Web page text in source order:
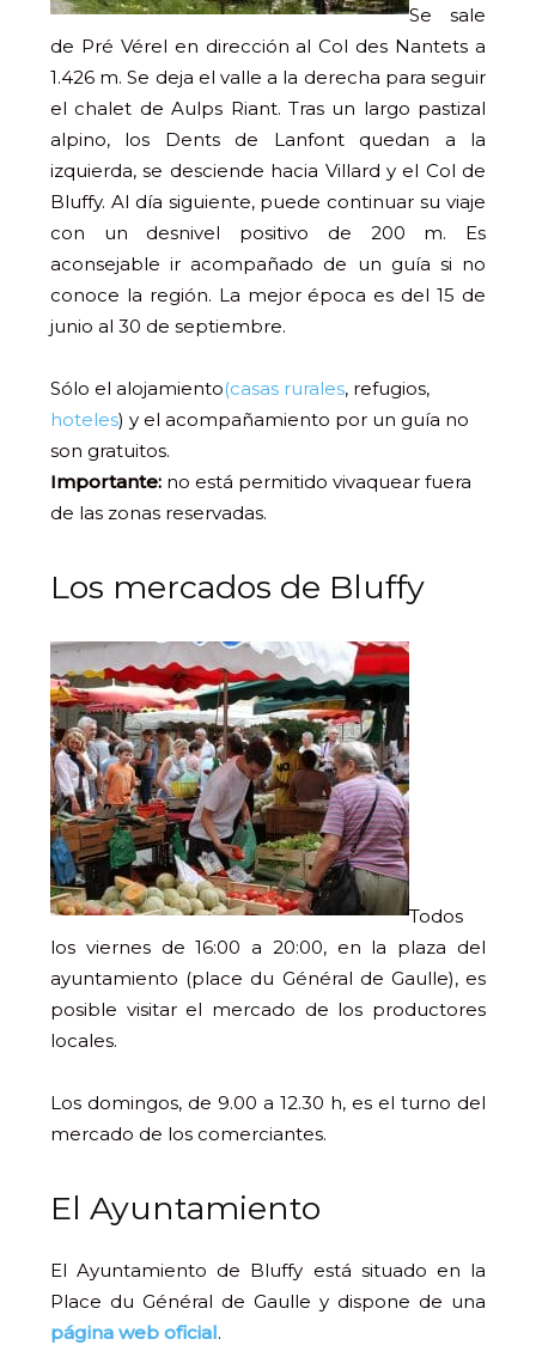
Se sale
de Pré Vérel en dirección al Col des Nantets a
1.426 m. Se deja el valle a la derecha para seguir
el chalet de Aulps Riant. Tras un largo pastizal
alpino, los Dents de Lanfont quedan a la
izquierda, se desciende hacia Villard y el Col de
Bluffy. Al día siguiente, puede continuar su viaje
con un desnivel positivo de 200 m. Es
aconsejable ir acompañado de un guía si no
conoce la región. La mejor época es del 15 de
junio al 30 de septiembre.
Sólo el alojamiento(casas rurales, refugios,
hoteles) y el acompañamiento por un guía no
son gratuitos.
Importante: no está permitido vivaquear fuera
de las zonas reservadas.
Los mercados de Bluffy
Todos
los viernes de 16:00 a 20:00, en la plaza del
ayuntamiento (place du Général de Gaulle), es
posible visitar el mercado de los productores
locales.
Los domingos, de 9.00 a 12.30 h, es el turno del
mercado de los comerciantes.
El Ayuntamiento
El Ayuntamiento de Bluffy está situado en la
Place du Général de Gaulle y dispone de una
página web oficial.